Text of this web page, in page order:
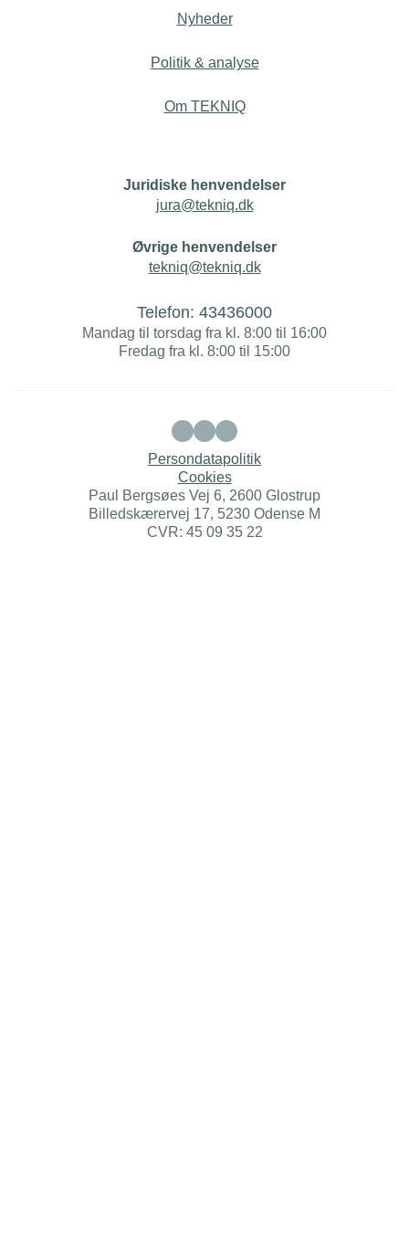
Nyheder
Politik & analyse
Om TEKNIQ
Juridiske henvendelser
jura@tekniq.dk
Øvrige henvendelser
tekniq@tekniq.dk
Telefon: 43436000
Mandag til torsdag fra kl. 8:00 til 16:00
Fredag fra kl. 8:00 til 15:00
Persondatapolitik
Cookies
Paul Bergsøes Vej 6, 2600 Glostrup
Billedskærervej 17, 5230 Odense M
CVR: 45 09 35 22